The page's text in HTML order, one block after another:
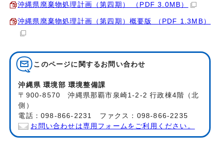
沖縄県廃棄物処理計画（第四期） （PDF 3.0MB）
沖縄県廃棄物処理計画（第四期）概要版 （PDF 1.3MB）
このページに関する お問い合わせ
沖縄県 環境部 環境整備課
〒900-8570 沖縄県那覇市泉崎1-2-2 行政棟4階（北
側）
電話：098-866-2231 ファクス：098-866-2235
お問い合わせは専用フォームをご利用ください。